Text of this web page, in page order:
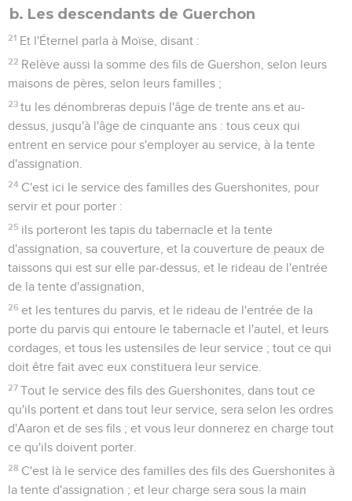
b. Les descendants de Guerchon
21 Et l'Éternel parla à Moïse, disant :
22 Relève aussi la somme des fils de Guershon, selon leurs
maisons de pères, selon leurs familles ;
23 tu les dénombreras depuis l'âge de trente ans et au-
dessus, jusqu'à l'âge de cinquante ans : tous ceux qui
entrent en service pour s'employer au service, à la tente
d'assignation.
24 C'est ici le service des familles des Guershonites, pour
servir et pour porter :
25 ils porteront les tapis du tabernacle et la tente
d'assignation, sa couverture, et la couverture de peaux de
taissons qui est sur elle par-dessus, et le rideau de l'entrée
de la tente d'assignation,
26 et les tentures du parvis, et le rideau de l'entrée de la
porte du parvis qui entoure le tabernacle et l'autel, et leurs
cordages, et tous les ustensiles de leur service ; tout ce qui
doit être fait avec eux constituera leur service.
27 Tout le service des fils des Guershonites, dans tout ce
qu'ils portent et dans tout leur service, sera selon les ordres
d'Aaron et de ses fils ; et vous leur donnerez en charge tout
ce qu'ils doivent porter.
28 C'est là le service des familles des fils des Guershonites à
la tente d'assignation ; et leur charge sera sous la main